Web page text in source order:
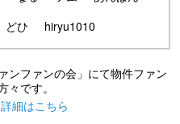
どひ hiryu1010
ンファンの会」にて物件ファン
です。
詳細はこちら